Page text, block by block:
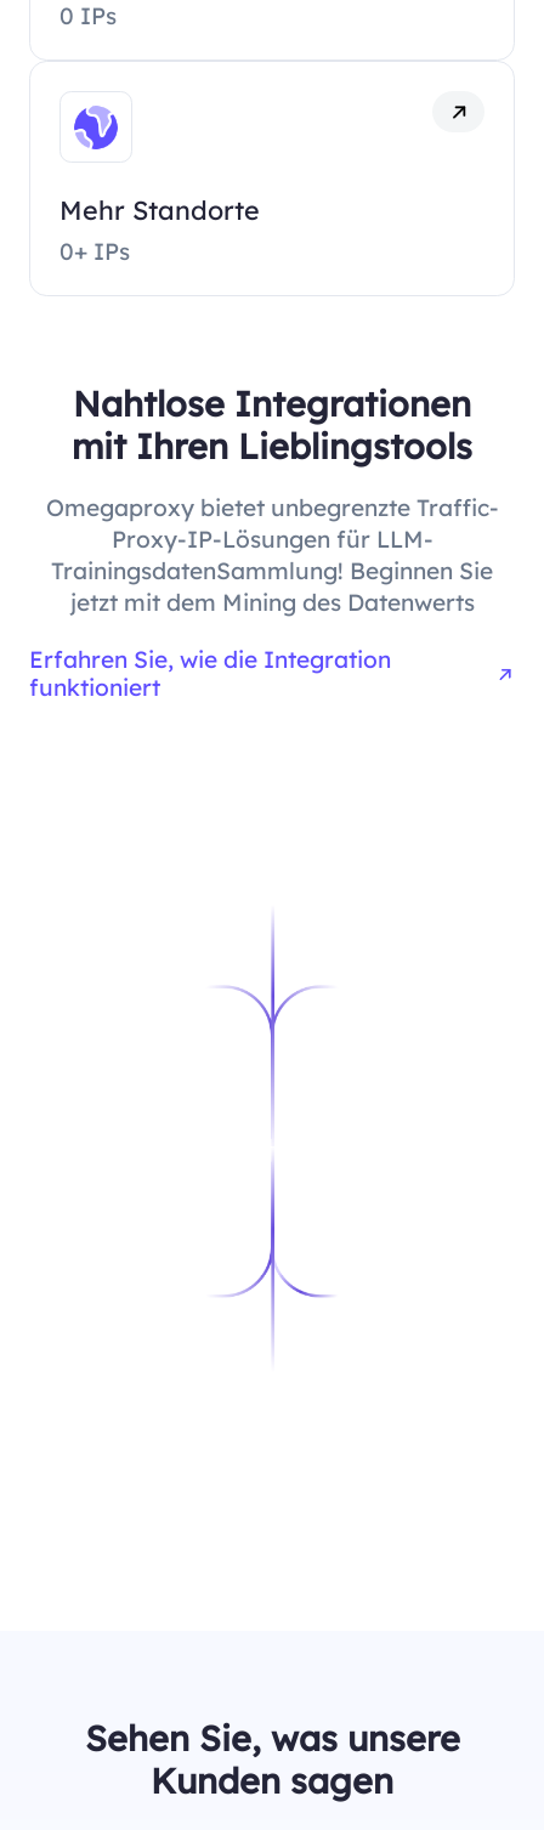
0 IPs
Mehr Standorte
0+ IPs
Nahtlose Integrationen
mit Ihren Lieblingstools
Omegaproxy bietet unbegrenzte Traffic-
Proxy-IP-Lösungen für LLM-
TrainingsdatenSammlung! Beginnen Sie
jetzt mit dem Mining des Datenwerts
Erfahren Sie, wie die Integration
funktioniert
Sehen Sie, was unsere
Kunden sagen